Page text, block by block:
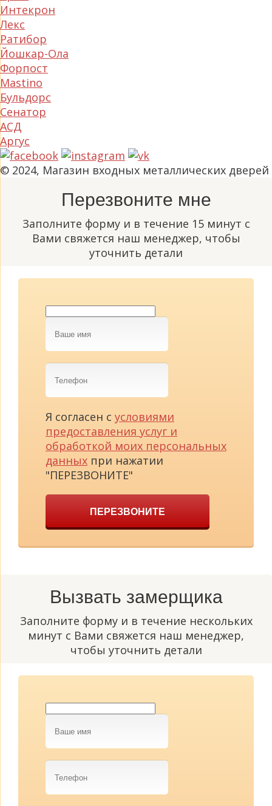
Интекрон
Лекс
Ратибор
Йошкар-Ола
Форпост
Mastino
Бульдорс
Сенатор
АСД
Аргус
© 2024, Магазин входных металлических дверей
Перезвоните мне
Заполните форму и в течение 15 минут с
Вами свяжется наш менеджер, чтобы
уточнить детали
Ваше
имя
Телефон
Я согласен с условиями
предоставления услуг и
обработкой моих персональных
данных при нажатии
"ПЕРЕЗВОНИТЕ"
ПЕРЕЗВОНИТЕ
Вызвать замерщика
Заполните форму и в течение нескольких
минут с Вами свяжется наш менеджер,
чтобы уточнить детали
Ваше
имя
Телефон